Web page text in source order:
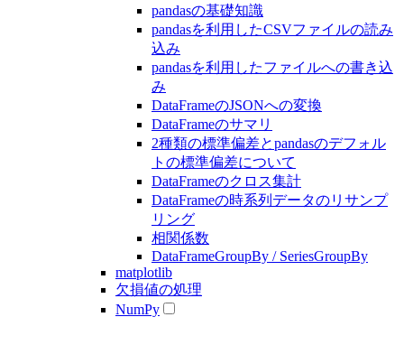
pandasの基礎知識
pandasを利用したCSVファイルの読み
込み
pandasを利用したファイルへの書き込
み
DataFrameのJSONへの変換
DataFrameのサマリ
2種類の標準偏差とpandasのデフォル
トの標準偏差について
DataFrameのクロス集計
DataFrameの時系列データのリサンプ
リング
相関係数
DataFrameGroupBy / SeriesGroupBy
matplotlib
欠損値の処理
NumPy